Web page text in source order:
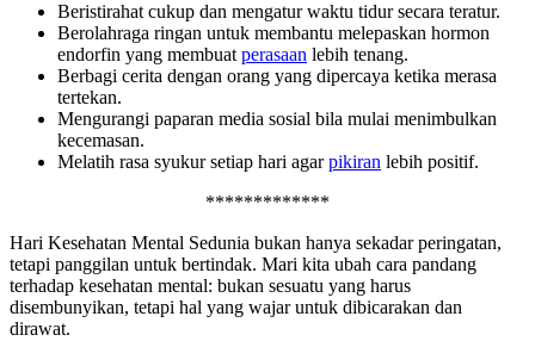
Beristirahat cukup dan mengatur waktu tidur secara teratur.
Berolahraga ringan untuk membantu melepaskan hormon
endorfin yang membuat perasaan lebih tenang.
Berbagi cerita dengan orang yang dipercaya ketika merasa
tertekan.
Mengurangi paparan media sosial bila mulai menimbulkan
kecemasan.
Melatih rasa syukur setiap hari agarpikiran lebih positif.
*************
Hari Kesehatan Mental Sedunia bukan hanya sekadar peringatan,
tetapi panggilan untuk bertindak. Mari kita ubah cara pandang
terhadap kesehatan mental: bukan sesuatu yang harus
disembunyikan, tetapi hal yang wajar untuk dibicarakan dan
dirawat.